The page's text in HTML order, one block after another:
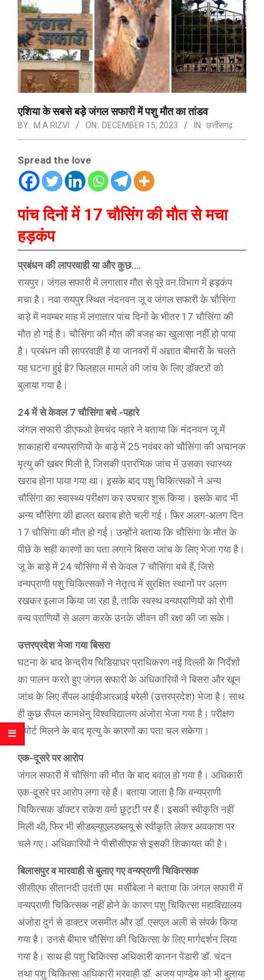
एशिया के सबसे बड़े जंगल सफारी में पशु मौत का तांडव
BY: M A RIZVI ON: DECEMBER 15, 2023 IN: छत्तीसगढ़
Spread the love
पांच दिनों में 17 चौसिंग की मौत से मचा
हड़कंप
प्रबंधन की लापरवाही या और कुछ….
रायपुर। जंगल सफारी में लगातार मौत से पूरे वन विभाग में हड़कंप
मचा है। नवा रायपुर स्थित नंदनवन जू व जंगल सफारी के चौसिंगा
बाड़े में नवम्बर माह में लगातार पांच दिनों के भीतर 17 चौसिंगा की
मौत हो गई है। चौसिंगा की मौत की वजह का खुलासा नहीं हो पाया
है। प्रबंधन की लापरवाही है या जानवरों में अज्ञात बीमारी के चलते
यह घटना हुई है? फिलहाल मामले की जांच के लिए डॉक्टरों को
बुलाया गया है।
24 में से केवल 7 चौसिंगा बचे -पहारे
जंगल सफारी डीएफओ हेमचंद पहारे ने बताया कि नंदनवन जू में
शाकाहारी वन्यप्राणियों के बाड़े में 25 नवंबर को चौसिंगा की अचानक
मृत्यु की खबर मिली है, जिसकी प्रारंभिक जांच में उसका स्वास्थ्य
खराब होना पाया गया था। इसके बाद पशु चिकित्सकों ने अन्य
चौसिंगा का स्वास्थ्य परीक्षण कर उपचार शुरू किया। इसके बाद भी
अन्य चौसिंगा की हालत खराब होते चली गई। फिर अलग-अलग दिन
17 चौसिंगा की मौत हो गई। उन्होंने बताया कि चौसिंगा के मौत के
पीछे के सही कारणों का पता लगाने बिसरा जांच के लिए भेजा गया है।
जू के बाड़े में 24 चौसिंगा में से केवल 7 चौसिंगा बचे हैं, जिसे
वन्यप्राणी पशु चिकित्सकों ने नेतृत्व में सुरक्षित स्थानों पर अलग
रखकर इलाज किया जा रहा है, ताकि स्वस्थ वन्यप्राणियों को रोगी
वन्य प्राणियों से अलग करके उनके जीवन की रक्षा की जा सके।
उत्तरप्रदेश भेजा गया बिसरा
घटना के बाद केन्द्रीय चिडिय़ाघर प्राधिकरण नई दिल्ली के निर्देशों
का पालन करते हुए जंगल सफारी के अधिकारियों ने बिसरा और खून
जांच के लिए सैंपल आईवीआरआई बरेली (उत्तरप्रदेश) भेजा है। साथ
ही कुछ सैंपल कामधेनु विश्वविद्यालय अंजोरा भेजा गया है। परीक्षण
रिपोर्ट मिलने के बाद मृत्यु के कारणों का पता चल सकेगा।
एक-दूसरे पर आरोप
जंगल सफारी में चौसिंगा की मौत के बाद बवाल हो गया है। अधिकारी
एक-दूसरे पर आरोप लगा रहे हैं। बताया जाता है कि वन्यप्राणी
चिकित्सक डॉक्टर राकेश वर्मा छुट्टी पर हैं। इसकी स्वीकृति नहीं
मिली थी, फिर भी सीडब्ल्यूएलडब्लयू से स्वीकृति लेकर अवकाश पर
चले गए। अधिकारियों ने पीसीसीएफ से इसकी शिकायत की है।
बिलासपुर व मारवाही से बुलाए गए वन्यप्राणी चिकित्सक
सीसीएफ सीतानदी उदंती एम. मर्सीबेला ने बताया कि जंगल सफारी में
वन्यप्राणी चिकित्सक नहीं होने के कारण पशु चिकित्सा महाविद्यालय
अंजोरा दुर्ग से डाक्टर जसमीत और डॉ. एसएल अली से संपर्क किया
गया है। उनसे बीमार चौसिंगा की चिकित्सा के लिए मार्गदर्शन लिया
गया है। साथ ही पशु चिकित्सा अधिकारी कानन पेंडारी डॉ. चंदन
तथा पशु चिकित्सा अधिकारी मरवाही डॉ. अजय पाण्डेय को भी बुलाया